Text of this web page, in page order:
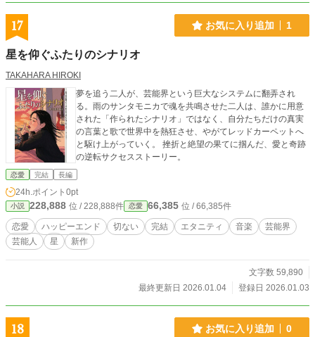
17 お気に入り追加 1
星を仰ぐふたりのシナリオ
TAKAHARA HIROKI
夢を追う二人が、芸能界という巨大なシステムに翻弄され
る。雨のサンタモニカで魂を共鳴させた二人は、誰かに用意
された「作られたシナリオ」ではなく、自分たちだけの真実
の言葉と歌で世界中を熱狂させ、やがてレッドカーペットへ
と駆け上がっていく。 挫折と絶望の果てに掴んだ、愛と奇跡
の逆転サクセスストーリー。
恋愛 完結 長編
24h.ポイント 0pt
小説 228,888 位 / 228,888件 恋愛 66,385 位 / 66,385件
恋愛 ハッピーエンド 切ない 完結 エタニティ 音楽
芸能界
芸能人
星 新作
文字数 59,890
最終更新日 2026.01.04
登録日 2026.01.03
18 お気に入り追加 0